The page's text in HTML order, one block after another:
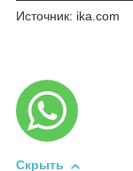
Источник: ika.com
Скрыть